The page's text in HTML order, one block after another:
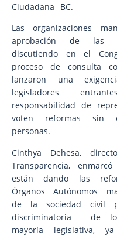
Ciudadana BC.
Las organizaciones
aprobación de las
discutiendo en el
proceso de consulta
lanzaron una
legisladores
responsabilidad de
voten reformas
personas.
Cinthya Dehesa,
Transparencia,
están dando las
Órganos Autónomos
de la sociedad civil
discriminatoria de
mayoría legislativa,